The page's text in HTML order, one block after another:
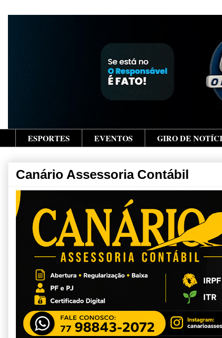
ESPORTES EVENTOS GIRO DE
Canário Assessoria Contábil